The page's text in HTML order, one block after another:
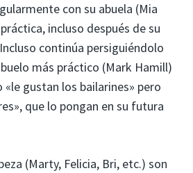
con su abuela (Mia
incluso después de su
continúa persiguiéndolo
más práctico (Mark Hamill)
«le gustan los bailarines» pero
que lo pongan en su futura
(Marty, Felicia, Bri, etc.) son